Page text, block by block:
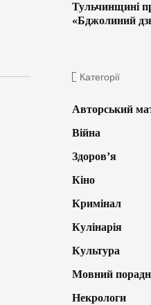
Тульчинщині
«Бджолиний
Категорії
Авторський
Війна
Здоров’я
Кіно
Кримінал
Кулінарія
Культура
Мовний
Некрологи